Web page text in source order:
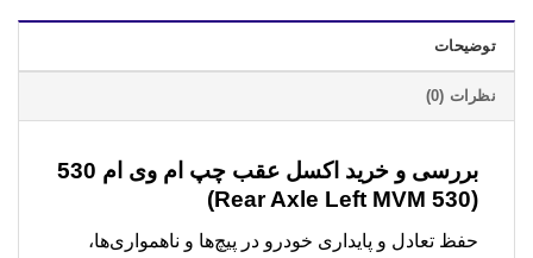
توضیحات
نظرات (0)
بررسی و خرید
اکسل عقب چپ ام وی ام 530
(Rear Axle Left MVM 530)
حفظ تعادل و پایداری خودرو در پیچ‌ها و ناهمواری‌ها،